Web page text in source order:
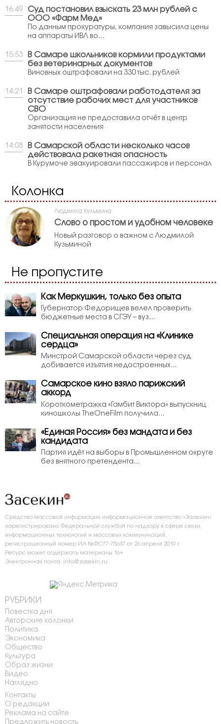
16:49
Суд постановил взыскать 23 млн рублей с
ООО «Фарм Мед»
По данным прокуратуры, компания завысила цены
на аппараты ИВЛ во...
15:53
В Самаре школьников кормили продуктами
без ветеринарных документов
Виновных оштрафовали на 330 тыс. рублей
14:21
В Самаре оштрафовали работодателя за
отсутствие рабочих мест для участников
СВО
Организация не предоставила отчёт в центр
занятости населения
14:08
В Самарской области несколько часов
действовала ракетная опасность
В Курумоче эвакуировали пассажиров и персонал
Колонка
Людмила Кузьмина
Слово о простом и удобном человеке
Новый разговор о важном с Людмилой
Кузьминой
Не пропустите
Как Меркушкин, только без опыта
Губернатор Федорищев велел проверить
бюджетные места в СГЭУ – вуз...
Специальная операция на «Клинике
сердца»
Минстрой Самарской области через суд
добивается изъятия недостроенных...
Самарское кино взяло парижский
аккорд
Короткометражка «Гамбит Виктора» выпускниц
киношколы TheOneFilm получила...
«Единая Россия» без мандата и без
кандидата
Партия идёт на выборы в Промышленном округе
без внятного претендента...
Средство массовой информации информационное агентство «Засекин»
зарегистрировано Федеральной службой по надзору в сфере связи,
информационных технологий и массовых коммуникаций,
регистрационный номер ИА №ФС77-75637 от 26 апреля 2019 г.
Ресурс может содержать материалы 16+
Электронная почта: info@zasekin.ru
РУБРИКИ
Повестка дня
Авторские колонки
Политика
Экономика
Общество
Культура
Образ жизни
Видео
Наглядно
Контакты
О редакции
Реклама на сайте
Предложить новость